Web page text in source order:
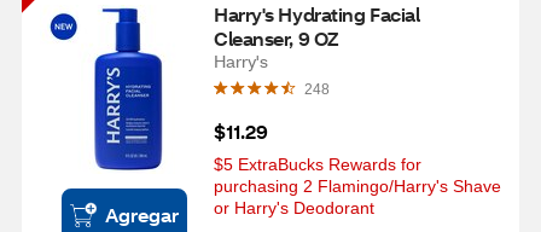
Agregar
Harry's Hydrating Facial
Cleanser, 9 OZ
Harry's
248
$11.29
$5 ExtraBucks Rewards for
purchasing 2 Flamingo/Harry's Shave
or Harry's Deodorant